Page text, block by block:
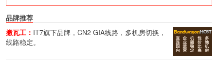
品牌推荐
搬瓦工： IT7旗下品牌，CN2 GIA线路，多机房切换，
线路稳定。